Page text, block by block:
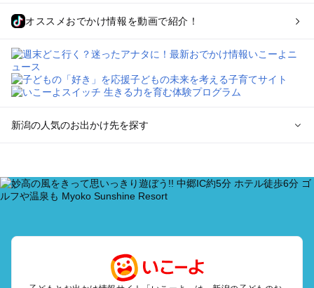
オススメおでかけ情報を動画で紹介！
新潟の人気のお出かけ先を探す
を探す
新潟・新発田・月岡・阿賀野川のプールお出かけ
越後湯沢・苗場のプールお出かけ
燕・三条・弥彦・岩室のプールお出かけ
南魚沼（六日町）・十日町・松之山・津南のプールお出かけ